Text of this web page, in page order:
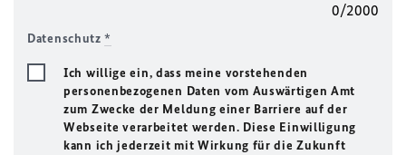
0/2000
Datenschutz*
Ich willige ein, dass meine vorstehenden
personenbezogenen Daten vom Auswärtigen Amt
zum Zwecke der Meldung einer Barriere auf der
Webseite verarbeitet werden. Diese Einwilligung
kann ich jederzeit mit Wirkung für die Zukunft